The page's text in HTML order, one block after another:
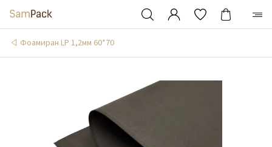
Фоамиран LP 1,2мм 60*70